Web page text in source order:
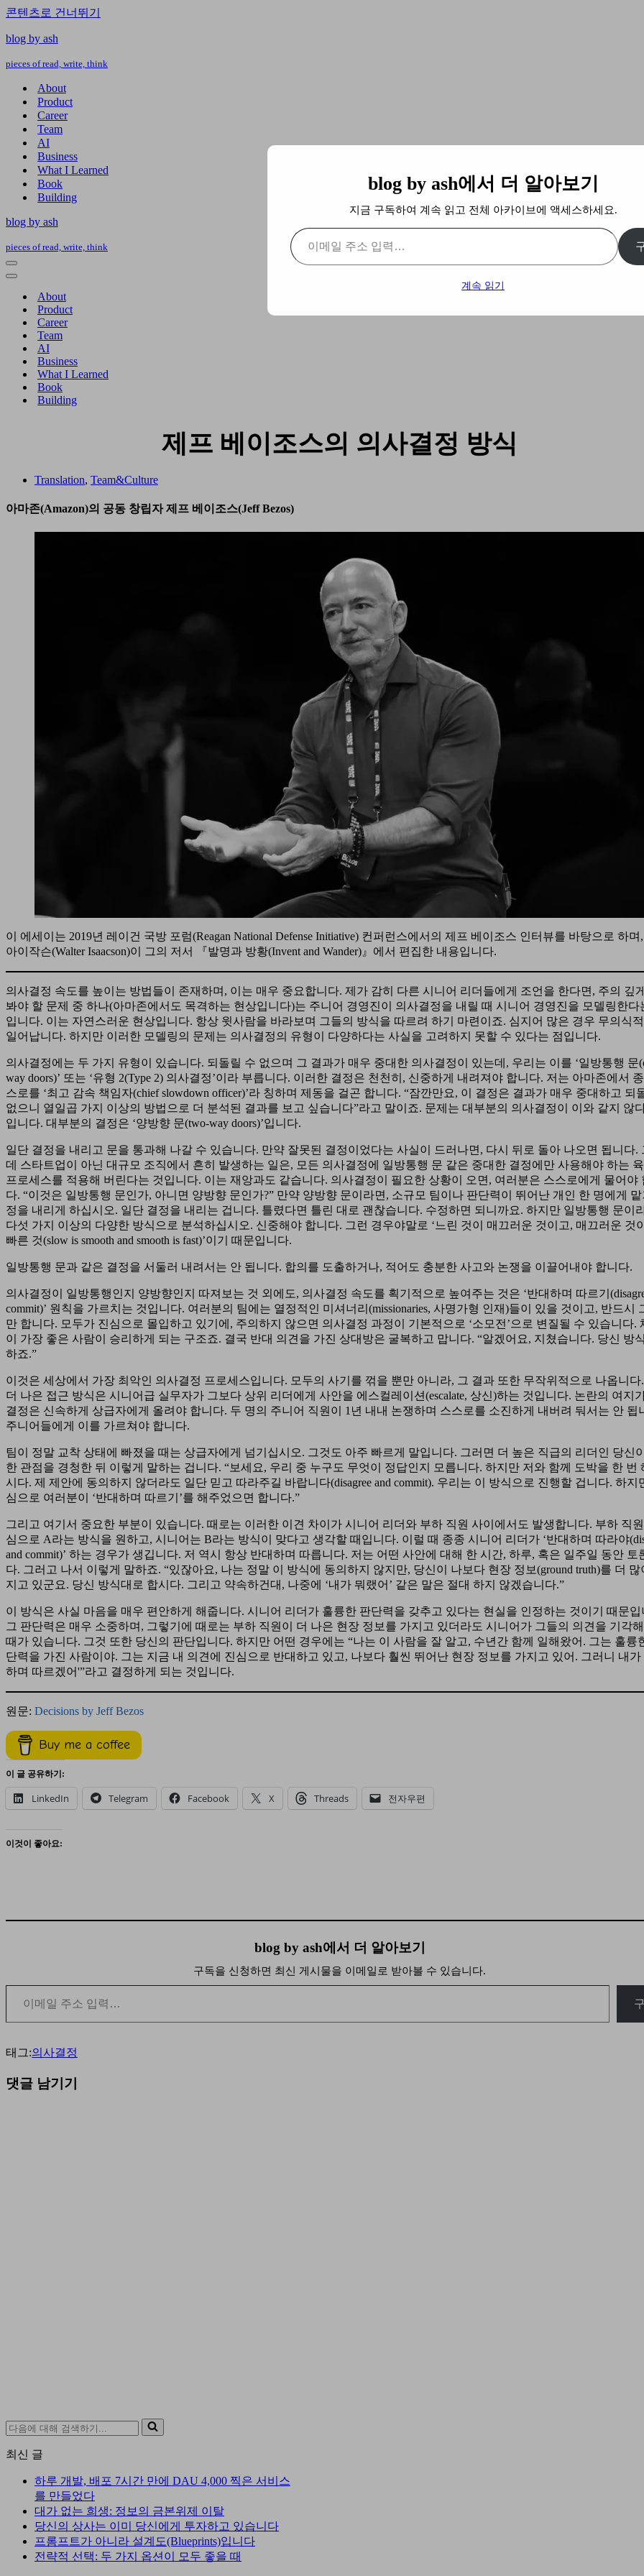
콘텐츠로 건너뛰기
blog by ash
pieces of read, write, think
About
Product
Career
Team
AI
Business
What I Learned
Book
Building
blog by ash
pieces of read, write, think
내
비
내
About
Product
Career
Team
AI
Business
What I Learned
Book
Building
제프 베이조스의 의사결정 방식
Translation, Team&Culture
아마존(Amazon)의 공동 창립자 제프 베이조스(Jeff Bezos)
이 에세이는 2019년 레이건 국방 포럼(Reagan National Defense Initiative) 컨퍼런스에서의 제프 베이조스 인터뷰를 바탕으로 하며
아이작슨(Walter Isaacson)이 그의 저서 『발명과 방황(Invent and Wander)』에서 편집한 내용입니다.
의사결정 속도를 높이는 방법들이 존재하며, 이는 매우 중요합니다. 제가 감히 다른 시니어 리더들에게 조언을 한다면, 주의 깊
봐야 할 문제 중 하나(아마존에서도 목격하는 현상입니다)는 주니어 경영진이 의사결정을 내릴 때 시니어 경영진을 모델링한다
입니다. 이는 자연스러운 현상입니다. 항상 윗사람을 바라보며 그들의 방식을 따르려 하기 마련이죠. 심지어 많은 경우 무의식
일어납니다. 하지만 이러한 모델링의 문제는 의사결정의 유형이 다양하다는 사실을 고려하지 못할 수 있다는 점입니다.
의사결정에는 두 가지 유형이 있습니다. 되돌릴 수 없으며 그 결과가 매우 중대한 의사결정이 있는데, 우리는 이를 ‘일방통행 문
way doors)’ 또는 ‘유형 2(Type 2) 의사결정’이라 부릅니다. 이러한 결정은 천천히, 신중하게 내려져야 합니다. 저는 아마존에서
스로를 ‘최고 감속 책임자(chief slowdown officer)’라 칭하며 제동을 걸곤 합니다. “잠깐만요, 이 결정은 결과가 매우 중대하고 되
없으니 열일곱 가지 이상의 방법으로 더 분석된 결과를 보고 싶습니다”라고 말이죠. 문제는 대부분의 의사결정이 이와 같지 않
입니다. 대부분의 결정은 ‘양방향 문(two-way doors)’입니다.
일단 결정을 내리고 문을 통과해 나갈 수 있습니다. 만약 잘못된 결정이었다는 사실이 드러나면, 다시 뒤로 돌아 나오면 됩니다.
데 스타트업이 아닌 대규모 조직에서 흔히 발생하는 일은, 모든 의사결정에 일방통행 문 같은 중대한 결정에만 사용해야 하는
프로세스를 적용해 버린다는 것입니다. 이는 재앙과도 같습니다. 의사결정이 필요한 상황이 오면, 여러분은 스스로에게 물어야
다. “이것은 일방통행 문인가, 아니면 양방향 문인가?” 만약 양방향 문이라면, 소규모 팀이나 판단력이 뛰어난 개인 한 명에게
정을 내리게 하십시오. 일단 결정을 내리는 겁니다. 틀렸다면 틀린 대로 괜찮습니다. 수정하면 되니까요. 하지만 일방통행 문이
다섯 가지 이상의 다양한 방식으로 분석하십시오. 신중해야 합니다. 그런 경우야말로 ‘느린 것이 매끄러운 것이고, 매끄러운 것
빠른 것(slow is smooth and smooth is fast)’이기 때문입니다.
일방통행 문과 같은 결정을 서둘러 내려서는 안 됩니다. 합의를 도출하거나, 적어도 충분한 사고와 논쟁을 이끌어내야 합니다.
의사결정이 일방통행인지 양방향인지 따져보는 것 외에도, 의사결정 속도를 획기적으로 높여주는 것은 ‘반대하며 따르기
commit)’ 원칙을 가르치는 것입니다. 여러분의 팀에는 열정적인 미셔너리(missionaries, 사명가형 인재)들이 있을 것이고, 반드시
만 합니다. 모두가 진심으로 몰입하고 있기에, 주의하지 않으면 의사결정 과정이 기본적으로 ‘소모전’으로 변질될 수 있습니다.
이 가장 좋은 사람이 승리하게 되는 구조죠. 결국 반대 의견을 가진 상대방은 굴복하고 맙니다. “알겠어요, 지쳤습니다. 당신 방
하죠.”
이것은 세상에서 가장 최악인 의사결정 프로세스입니다. 모두의 사기를 꺾을 뿐만 아니라, 그 결과 또한 무작위적으로 나옵니다
더 나은 접근 방식은 시니어급 실무자가 그보다 상위 리더에게 사안을 에스컬레이션(escalate, 상신)하는 것입니다. 논란의 여지
결정은 신속하게 상급자에게 올려야 합니다. 두 명의 주니어 직원이 1년 내내 논쟁하며 스스로를 소진하게 내버려 둬서는 안 됩
주니어들에게 이를 가르쳐야 합니다.
팀이 정말 교착 상태에 빠졌을 때는 상급자에게 넘기십시오. 그것도 아주 빠르게 말입니다. 그러면 더 높은 직급의 리더인 당신
한 관점을 경청한 뒤 이렇게 말하는 겁니다. “보세요, 우리 중 누구도 무엇이 정답인지 모릅니다. 하지만 저와 함께 도박을 한 번
시다. 제 제안에 동의하지 않더라도 일단 믿고 따라주길 바랍니다(disagree and commit). 우리는 이 방식으로 진행할 겁니다. 하지
심으로 여러분이 ‘반대하며 따르기’를 해주었으면 합니다.”
그리고 여기서 중요한 부분이 있습니다. 때로는 이러한 이견 차이가 시니어 리더와 부하 직원 사이에서도 발생합니다. 부하 직
심으로 A라는 방식을 원하고, 시니어는 B라는 방식이 맞다고 생각할 때입니다. 이럴 때 종종 시니어 리더가 ‘반대하며 따라야
and commit)’ 하는 경우가 생깁니다. 저 역시 항상 반대하며 따릅니다. 저는 어떤 사안에 대해 한 시간, 하루, 혹은 일주일 동안 토
다. 그러고 나서 이렇게 말하죠. “있잖아요, 나는 정말 이 방식에 동의하지 않지만, 당신이 나보다 현장 정보(ground truth)를 더 많
지고 있군요. 당신 방식대로 합시다. 그리고 약속하건대, 나중에 ‘내가 뭐랬어’ 같은 말은 절대 하지 않겠습니다.”
이 방식은 사실 마음을 매우 편안하게 해줍니다. 시니어 리더가 훌륭한 판단력을 갖추고 있다는 현실을 인정하는 것이기 때문입
그 판단력은 매우 소중하며, 그렇기에 때로는 부하 직원이 더 나은 현장 정보를 가지고 있더라도 시니어가 그들의 의견을 기각
때가 있습니다. 그것 또한 당신의 판단입니다. 하지만 어떤 경우에는 “나는 이 사람을 잘 알고, 수년간 함께 일해왔어. 그는 훌륭
단력을 가진 사람이야. 그는 지금 내 의견에 진심으로 반대하고 있고, 나보다 훨씬 뛰어난 현장 정보를 가지고 있어. 그러니 내가
하며 따르겠어'”라고 결정하게 되는 것입니다.
원문: Decisions by Jeff Bezos
Buy me a coffee
이 글 공유하기:
LinkedIn Telegram Facebook X Threads 전자우편
이것이 좋아요:
blog by ash에서 더 알아보기
구독을 신청하면 최신 게시물을 이메일로 받아볼 수 있습니다.
이메일 주소 입력…
태그:의사결정
댓글 남기기
다
음
에
기...
최신 글
하루 개발, 배포 7시간 만에 DAU 4,000 찍은 서비스
를 만들었다
대가 없는 희생: 정보의 금본위제 이탈
당신의 상사는 이미 당신에게 투자하고 있습니다
프롬프트가 아니라 설계도(Blueprints)입니다
전략적 선택: 두 가지 옵션이 모두 좋을 때
blog by ash에서 더 알아보기
지금 구독하여 계속 읽고 전체 아카이브에 액세스하세요.
이메일 주소 입력…
계속 읽기